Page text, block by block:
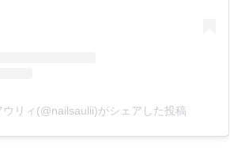
ウリィ(@nailsaulii)がシェアした投稿